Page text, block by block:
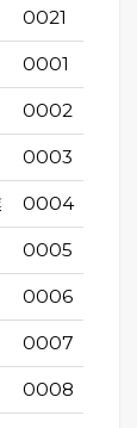
0021
0001
0002
0003
0004
0005
0006
0007
0008